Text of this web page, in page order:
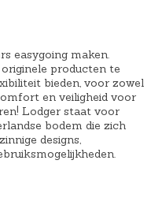
easygoing maken.
producten te
bieden, voor zowel
en veiligheid voor
Lodger staat voor
bodem die zich
designs,